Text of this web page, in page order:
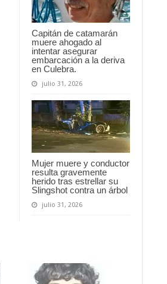
Capitán de catamarán
muere ahogado al
intentar asegurar
embarcación a la deriva
en Culebra.
julio 31, 2026
Mujer muere y conductor
resulta gravemente
herido tras estrellar su
Slingshot contra un árbol
julio 31, 2026